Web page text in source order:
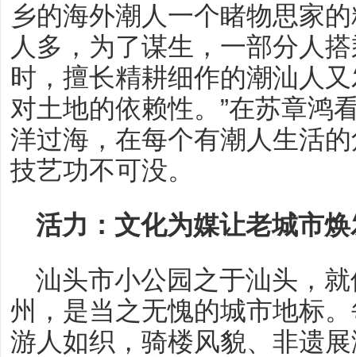
乡的海外潮人一个睹物思家
人多，为了谋生，一部分人
时，擅长精耕细作的潮汕人
对土地的依赖性。”在苏章鸿
洋过海，在每个有潮人生活
技艺功不可没。
活力：文化为媒让老城市
汕头市小公园之于汕头，
州，是当之无愧的城市地标
游人如织，骑楼风貌、非遗